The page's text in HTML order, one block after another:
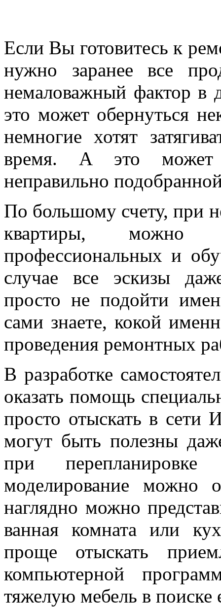
Если Вы готовитесь к
нужно заранее все
немаловажный фактор в
это может обернуться
немногие хотят
время. А это может
неправильно
По большому счету, при
квартиры, можно
профессиональных и
случае все эскизы
просто не подойти
сами знаете, кокой
проведения ремонтных
В разработке
оказать помощь
просто отыскать в сети
могут быть полезны
при
моделирование можно
наглядно можно
ванная комната или
проще отыскать
компьютерной
тяжелую мебель в поиске